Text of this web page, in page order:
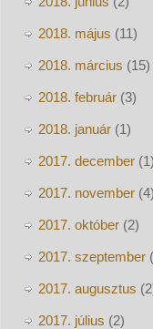
2018. május (11)
2018. március (15)
2018. február(3)
2018. január(1)
2017. december(1)
2017. november(4)
2017. október(2)
2017. szeptember
2017. augusztus
2017. július (2)